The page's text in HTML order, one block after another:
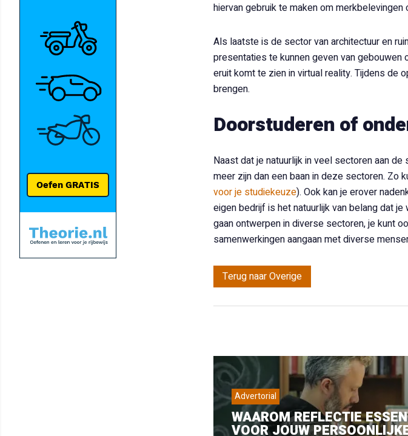
hiervan gebruik te maken om
Als laatste is de sector van architectuur en
presentaties te kunnen geven van gebouwen
eruit komt te zien in virtual reality. Tijdens de
brengen.
Doorstuderen of
Naast dat je natuurlijk in veel sectoren aan
meer zijn dan een baan in deze sectoren. Zo
voor je studiekeuze). Ook kan je erover
eigen bedrijf is het natuurlijk van belang dat
gaan ontwerpen in diverse sectoren, je kunt
samenwerkingen aangaan met diverse
Terug naar Overige
Advertorial
WAAROM REFLECTIE
VOOR JOUW